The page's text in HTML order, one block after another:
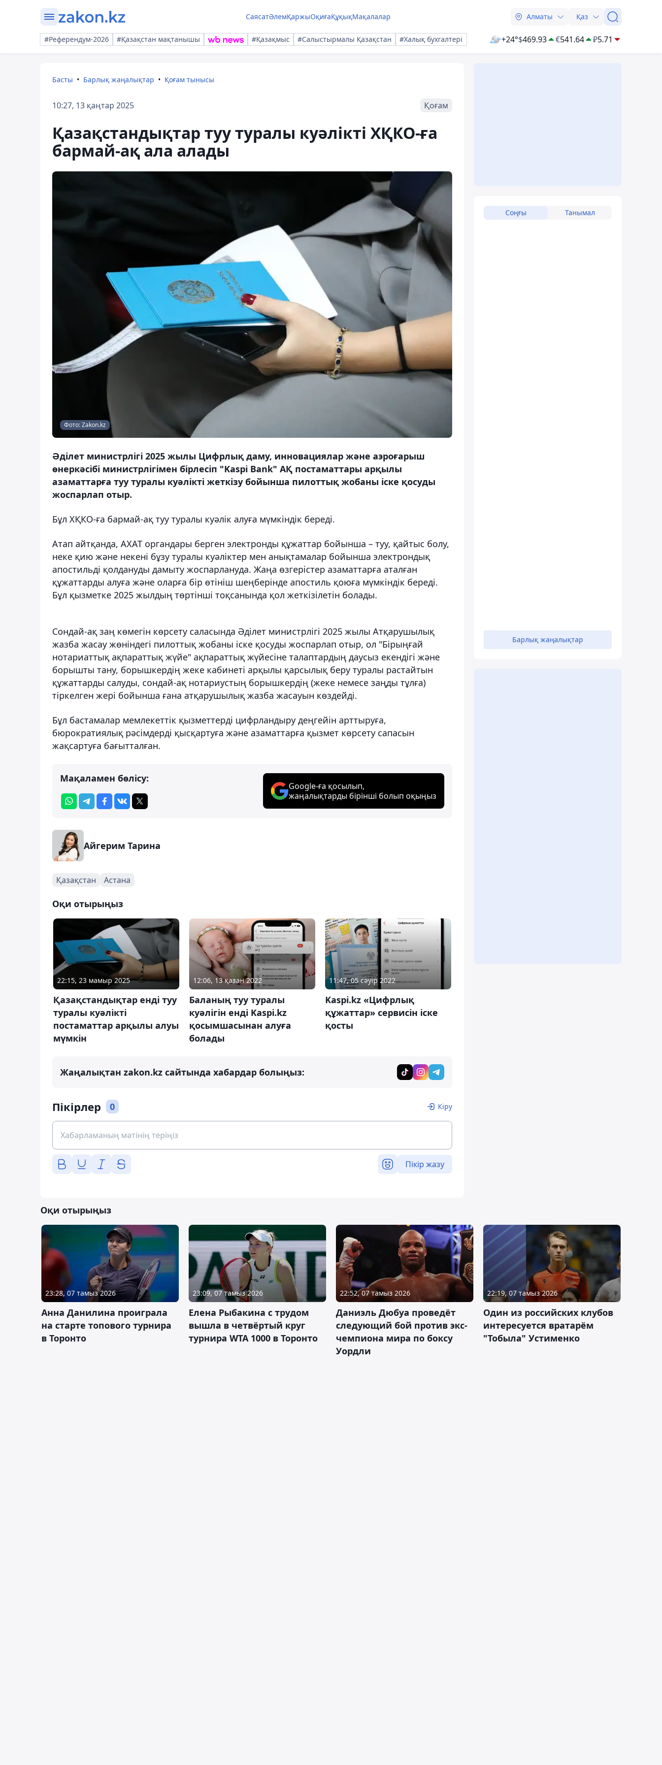
СаясатӘлемҚаржыОқиғаҚұқықМақалалар Алматы Қаз
#Референдум-2026 #Қазақстан мақтанышы #Қазақмыс #Салыстырмалы Қазақстан #Халық бухгалтері +24°$469.93 €541.64 ₽5.71
Басты Барлық жаңалықтар Қоғам тынысы
10:27, 13 қаңтар 2025 Қоғам
Қазақстандықтар туу туралы куәлікті ХҚКО-ға
бармай-ақ ала алады
Фото: Zakon.kz
Әділет министрлігі 2025 жылы Цифрлық даму, инновациялар және аэроғарыш
өнеркәсібі министрлігімен бірлесіп "Kaspi Bank" АҚ постаматтары арқылы
азаматтарға туу туралы куәлікті жеткізу бойынша пилоттық жобаны іске қосуды
жоспарлап отыр.
Бұл ХҚКО-ға бармай-ақ туу туралы куәлік алуға мүмкіндік береді.
Атап айтқанда, АХАТ органдары берген электронды құжаттар бойынша – туу, қайтыс болу,
неке қию және некені бұзу туралы куәліктер мен анықтамалар бойынша электрондық
апостильді қолдануды дамыту жоспарлануда. Жаңа өзгерістер азаматтарға аталған
құжаттарды алуға және оларға бір өтініш шеңберінде апостиль қоюға мүмкіндік береді.
Бұл қызметке 2025 жылдың төртінші тоқсанында қол жеткізілетін болады.
Сондай-ақ заң көмегін көрсету саласында Әділет министрлігі 2025 жылы Атқарушылық
жазба жасау жөніндегі пилоттық жобаны іске қосуды жоспарлап отыр, ол "Бірыңғай
нотариаттық ақпараттық жүйе" ақпараттық жүйесіне талаптардың даусыз екендігі және
борышты тану, борышкердің жеке кабинеті арқылы қарсылық беру туралы растайтын
құжаттарды салуды, сондай-ақ нотариустың борышкердің (жеке немесе заңды тұлға)
тіркелген жері бойынша ғана атқарушылық жазба жасауын көздейді.
Бұл бастамалар мемлекеттік қызметтерді цифрландыру деңгейін арттыруға,
бюрократиялық рәсімдерді қысқартуға және азаматтарға қызмет көрсету сапасын
жақсартуға бағытталған.
Мақаламен бөлісу:
Google-ға қосылып,
жаңалықтарды бірінші болып оқыңыз
Айгерим Тарина
Қазақстан Астана
Оқи отырыңыз
22:15, 23 мамыр 2025
Қазақстандықтар енді туу
туралы куәлікті
постаматтар арқылы алуы
мүмкін
12:06, 13 қазан 2022
Баланың туу туралы
куәлігін енді Kaspi.kz
қосымшасынан алуға
болады
11:47, 05 сәуір 2022
Kaspi.kz «Цифрлық
құжаттар» сервисін іске
қосты
Жаңалықтан zakon.kz сайтында хабардар болыңыз:
Пікірлер 0 Кіру
Пікір жазу
Соңғы Танымал
Барлық жаңалықтар
Оқи отырыңыз
23:28, 07 тамыз 2026
Анна Данилина проиграла
на старте топового турнира
в Торонто
23:09, 07 тамыз 2026
Елена Рыбакина с трудом
вышла в четвёртый круг
турнира WTA 1000 в Торонто
22:52, 07 тамыз 2026
Даниэль Дюбуа проведёт
следующий бой против экс-
чемпиона мира по боксу
Уордли
22:19, 07 тамыз 2026
Один из российских клубов
интересуется вратарём
"Тобыла" Устименко